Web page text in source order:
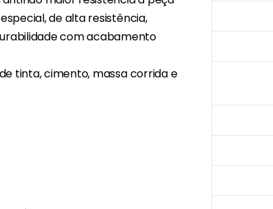
de alta resistência,
com acabamento
tinta, cimento, massa corrida e